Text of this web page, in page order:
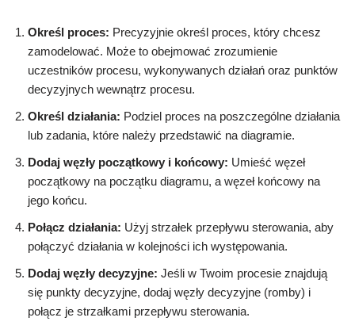
Określ proces: Precyzyjnie określ proces, który chcesz
zamodelować. Może to obejmować zrozumienie
uczestników procesu, wykonywanych działań oraz punktów
decyzyjnych wewnątrz procesu.
Określ działania: Podziel proces na poszczególne działania
lub zadania, które należy przedstawić na diagramie.
Dodaj węzły początkowy i końcowy: Umieść węzeł
początkowy na początku diagramu, a węzeł końcowy na
jego końcu.
Połącz działania: Użyj strzałek przepływu sterowania, aby
połączyć działania w kolejności ich występowania.
Dodaj węzły decyzyjne: Jeśli w Twoim procesie znajdują
się punkty decyzyjne, dodaj węzły decyzyjne (romby) i
połącz je strzałkami przepływu sterowania.